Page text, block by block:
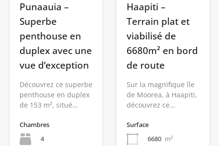
Punaauia –
Superbe
penthouse en
duplex avec une
vue d’exception
Découvrez ce superbe
penthouse en duplex
de 153 m², situé…
Chambres
4
Haapiti –
Terrain plat et
viabilisé de
6680m² en bord
de route
Sur la magnifique île
de Moorea, à Haapiti,
découvrez ce…
Surface
6680 m²